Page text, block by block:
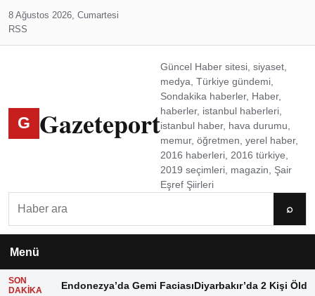
8 Ağustos 2026, Cumartesi
RSS
G Gazeteport
Güncel Haber sitesi, siyaset,
medya, Türkiye gündemi,
Sondakika haberler, Haber,
haberler, istanbul haberleri,
istanbul haber, hava durumu,
memur, öğretmen, yerel haber,
2016 haberleri, 2016 türkiye,
2019 seçimleri, magazin, Şair
Eşref Şiirleri
⌕
Menü
SON
DAKIKA
Endonezya’da Gemi FaciasıDiyarbakır’da 2 Kişi Öldü